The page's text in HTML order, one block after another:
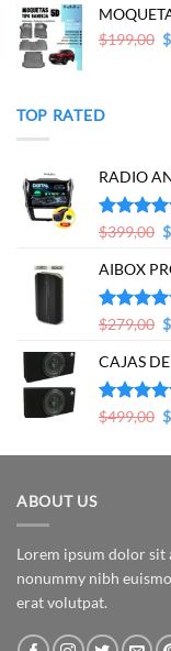
$199,00 $
TOP RATED
RADIO
Valorado
$399,00 $
AIBOX
Valorado
$279,00 $
CAJAS
Valorado
$499,00 $
ABOUT US
Lorem ipsum dolor sit
nonummy nibh
erat volutpat.